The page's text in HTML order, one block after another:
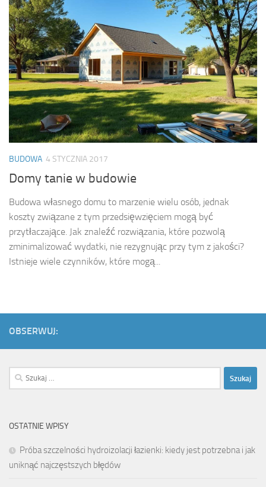
BUDOWA 4 STYCZNIA 2017
Domy tanie w budowie
Budowa własnego domu to marzenie wielu osób, jednak
koszty związane z tym przedsięwzięciem mogą być
przytłaczające. Jak znaleźć rozwiązania, które pozwolą
zminimalizować wydatki, nie rezygnując przy tym z jakości?
Istnieje wiele czynników, które mogą...
OBSERWUJ:
Szukaj:
OSTATNIE WPISY
Próba szczelności hydroizolacji łazienki: kiedy jest potrzebna i jak
uniknąć najczęstszych błędów